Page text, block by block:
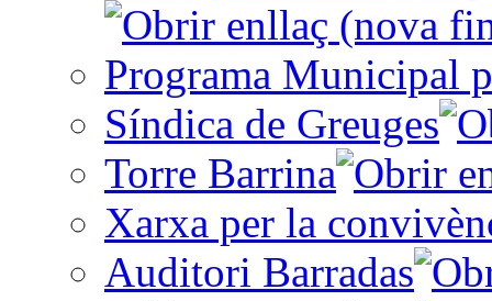
Programa Municipal
Síndica de Greuges
Torre Barrina
Xarxa per la
Auditori Barradas